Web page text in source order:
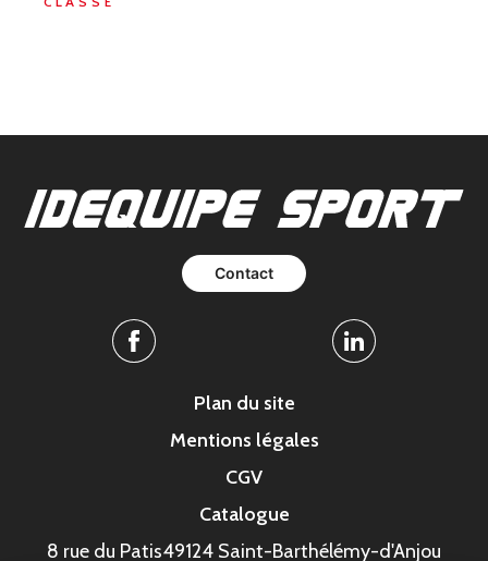
Contact
Facebook Linkedin
Plan du site
Mentions légales
CGV
Catalogue
8 rue du Patis49124 Saint-Barthélémy-d'Anjou